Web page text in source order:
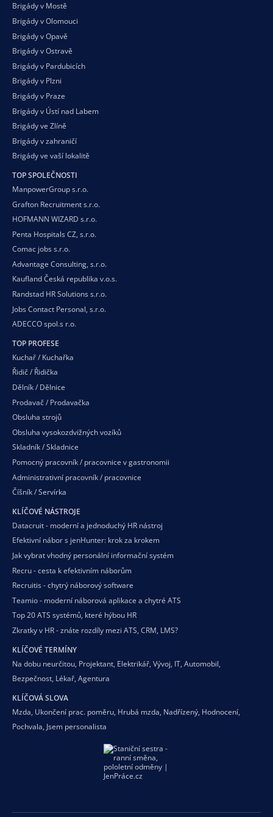
Brigády v Mostě
Brigády v Olomouci
Brigády v Opavě
Brigády v Ostravě
Brigády v Pardubicích
Brigády v Plzni
Brigády v Praze
Brigády v Ústí nad Labem
Brigády ve Zlíně
Brigády v zahraničí
Brigády ve vaší lokalitě
TOP SPOLEČNOSTI
ManpowerGroup s.r.o.
Grafton Recruitment s.r.o.
HOFMANN WIZARD s.r.o.
Penta Hospitals CZ, s.r.o.
Comac jobs s.r.o.
Advantage Consulting, s.r.o.
Kaufland Česká republika v.o.s.
Randstad HR Solutions s.r.o.
Jobs Contact Personal, s.r.o.
ADECCO spol.s r.o.
TOP PROFESE
Kuchař / Kuchařka
Řidič / Řidička
Dělník / Dělnice
Prodavač / Prodavačka
Obsluha strojů
Obsluha vysokozdvižných vozíků
Skladník / Skladnice
Pomocný pracovník / pracovnice v gastronomii
Administrativní pracovník / pracovnice
Číšník / Servírka
KLÍČOVÉ NÁSTROJE
Datacruit - moderní a jednoduchý HR nástroj
Efektivní nábor s jenHunter: krok za krokem
Jak vybrat vhodný personální informační systém
Recru - cesta k efektivním náborům
Recruitis - chytrý náborový software
Teamio - moderní náborová aplikace a chytré ATS
Top 20 ATS systémů, které hýbou HR
Zkratky v HR - znáte rozdíly mezi ATS, CRM, LMS?
KLÍČOVÉ TERMÍNY
Na dobu neurčitou, Projektant, Elektrikář, Vývoj, IT, Automobil,
Bezpečnost, Lékař, Agentura
KLÍČOVÁ SLOVA
Mzda, Ukončení prac. poměru, Hrubá mzda, Nadřízený, Hodnocení,
Pochvala, Jsem personalista